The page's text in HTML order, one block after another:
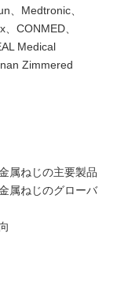
、Medtronic、
CONMED、
Medical
Zimmered
ねじの主要製品
属ねじのグローバ